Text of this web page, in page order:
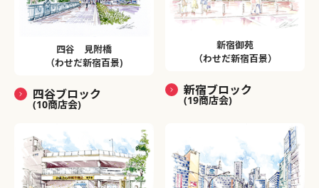
四谷 見附橋
（わせだ新宿百景)
四谷ブロック
(10商店会)
新宿御苑
（わせだ新宿百景）
新宿ブロック
(19商店会)